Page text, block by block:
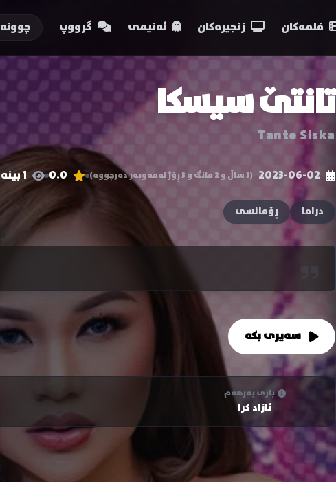
فلمەکان زنجیرەکان ئەنیمی گرووپ
تانتێ سیسکا
Tante Siska
2023-06-02 (3 ساڵ و 2 مانگ و 3 ڕۆژ لەمەوبەر دەرچووە) 0.0 1 بینەر
دراما ڕۆمانسی
سەیری بکە
باری بەرهەم
ئازاد کرا